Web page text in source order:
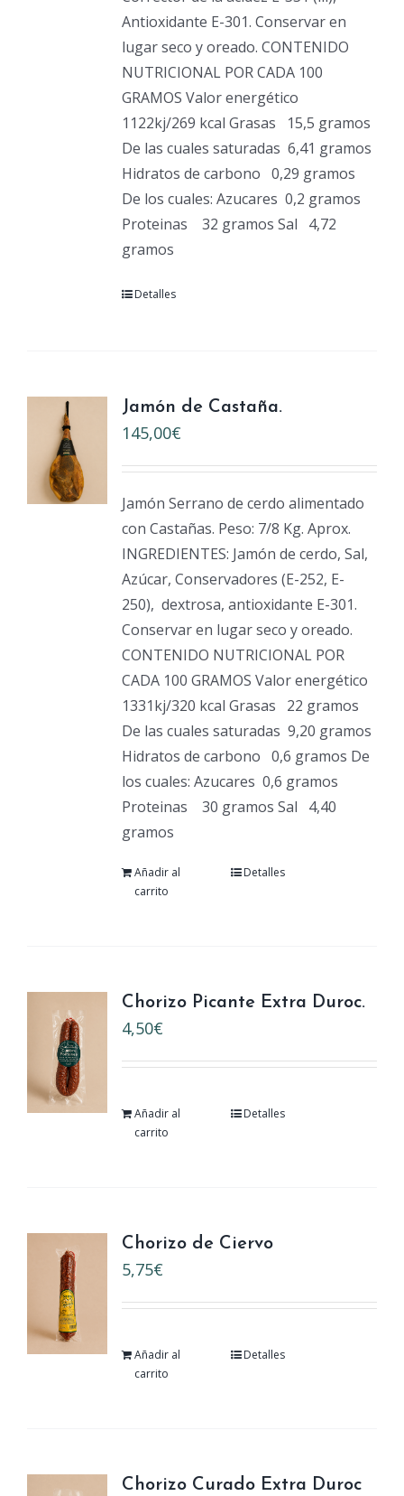
Antioxidante E-301. Conservar en
lugar seco y oreado. CONTENIDO
NUTRICIONAL POR CADA 100
GRAMOS Valor energético
1122kj/269 kcal Grasas
15,5 gramos
De las cuales saturadas 6,41 gramos
Hidratos de carbono 0,29 gramos
De los cuales: Azucares 0,2 gramos
Proteinas
32 gramos Sal
4,72
gramos
Detalles
Jamón de Castaña.
145,00€
Jamón Serrano de cerdo alimentado
con Castañas. Peso: 7/8 Kg. Aprox.
INGREDIENTES: Jamón de cerdo, Sal,
Azúcar, Conservadores (E-252, E-
250), dextrosa, antioxidante E-301.
Conservar en lugar seco y oreado.
CONTENIDO NUTRICIONAL POR
CADA 100 GRAMOS Valor energético
1331kj/320 kcal Grasas
22 gramos
De las cuales saturadas 9,20 gramos
Hidratos de carbono 0,6 gramos De
los cuales: Azucares 0,6 gramos
Proteinas
30 gramos Sal
4,40
gramos
Añadir al
carrito
Detalles
Chorizo Picante Extra Duroc.
4,50€
Añadir al
carrito
Detalles
Chorizo de Ciervo
5,75€
Añadir al
carrito
Detalles
Chorizo Curado Extra Duroc